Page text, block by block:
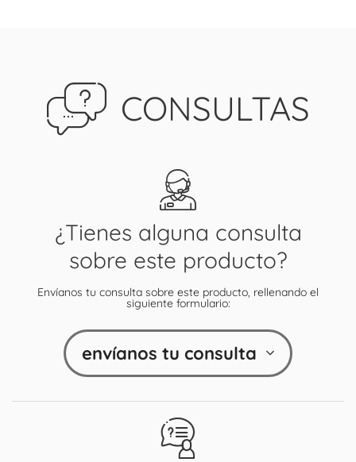
CONSULTAS
¿Tienes alguna consulta
sobre este producto?
Envíanos tu consulta sobre este producto, rellenando el
siguiente formulario:
envíanos tu consulta